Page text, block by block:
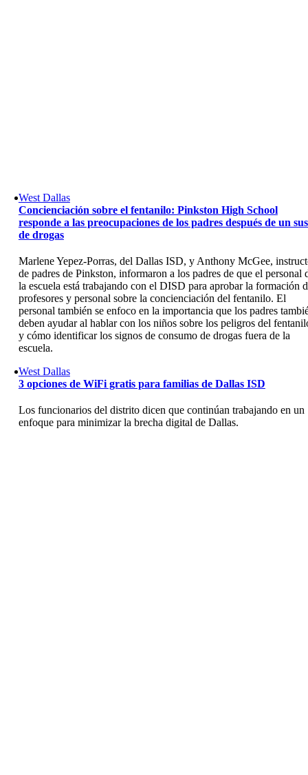
West Dallas
Concienciación sobre el fentanilo: Pinkston High School
responde a las preocupaciones de los padres después de un
de drogas
Marlene Yepez-Porras, del Dallas ISD, y Anthony McGee,
de padres de Pinkston, informaron a los padres de que el personal
la escuela está trabajando con el DISD para aprobar la formación
profesores y personal sobre la concienciación del fentanilo. El
personal también se enfoco en la importancia que los padres
deben ayudar al hablar con los niños sobre los peligros del
y cómo identificar los signos de consumo de drogas fuera de la
escuela.
West Dallas
3 opciones de WiFi gratis para familias de Dallas ISD
Los funcionarios del distrito dicen que continúan trabajando en un
enfoque para minimizar la brecha digital de Dallas.